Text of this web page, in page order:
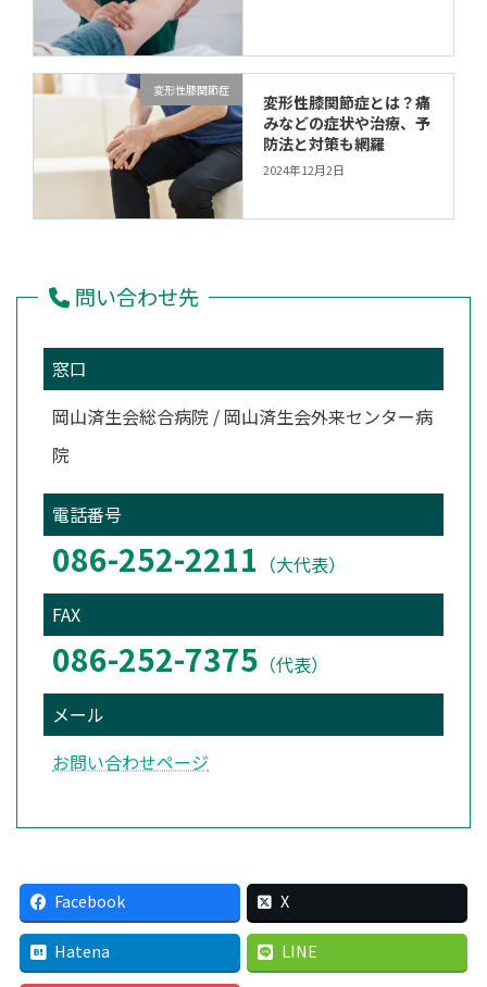
変形性膝関節症
変形性膝関節症とは？痛
みなどの症状や治療、予
防法と対策も網羅
2024年12月2日
問い合わせ先
窓口
岡山済生会総合病院 / 岡山済生会外来センター病
院
電話番号
086-252-2211 （大代表）
FAX
086-252-7375 （代表）
メール
お問い合わせページ
Facebook X
Hatena LINE